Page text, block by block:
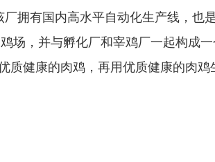
拥有国内高水平自动化生产线，也
场，并与孵化厂和宰鸡厂一起构成
健康的肉鸡，再用优质健康的肉鸡